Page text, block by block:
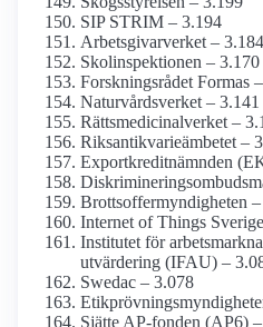
SIP STRIM – 3.194
Arbetsgivarverket – 3.184
Skol­inspektionen – 3.170
Forskningsrådet Formas
Naturvårds­verket – 3.141
Rättsmedicinal­verket –
Riksantikvarieämbetet –
Exportkredit­nämnden
Brottsoffer­myndigheten
Internet of Things
Institutet för
utvärdering (IFAU) –
Swedac – 3.078
Sjätte AP-fonden (AP6) –